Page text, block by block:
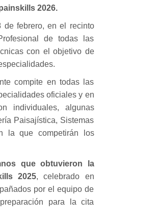
2026.
de febrero, en el recinto
de todas las
con el objetivo de
compite en todas las
oficiales y en
individuales, algunas
Paisajística, Sistemas
la que competirán los
que obtuvieron la
2025, celebrado en
por el equipo de
para la cita